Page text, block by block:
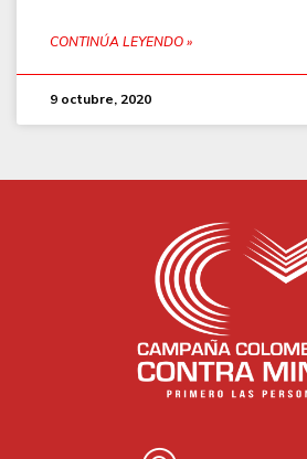
CONTINÚA LEYENDO »
9 octubre, 2020